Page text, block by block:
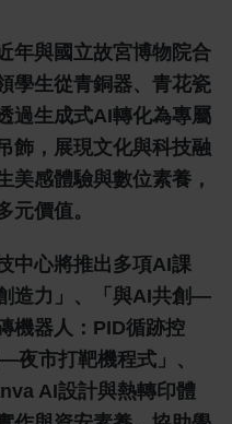
年與國立故宮博物院合
學生從青銅器、青花瓷
過生成式AI轉化為專屬
飾，展現文化與科技融
美感體驗與數位素養，
元價值。
中心將推出多項AI課
造力」、「與AI共創—
機器人：PID循跡控
市打靶機程式」、
AI設計與熱轉印體